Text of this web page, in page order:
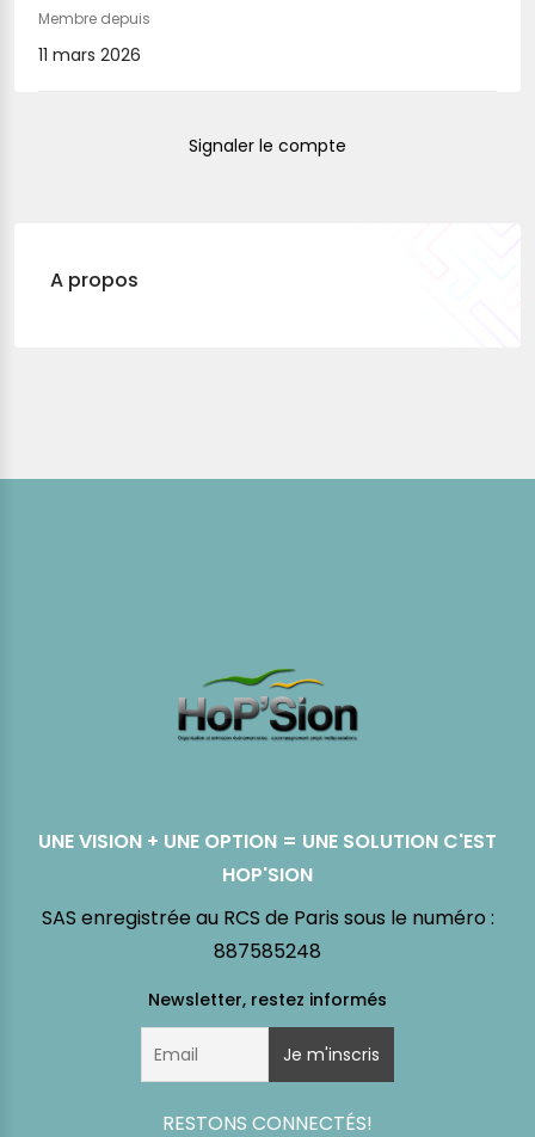
Membre depuis
11 mars 2026
Signaler le compte
A propos
UNE VISION + UNE OPTION = UNE SOLUTION C'EST
HOP'SION
SAS enregistrée au RCS de Paris sous le numéro :
887585248
RESTONS CONNECTÉS!